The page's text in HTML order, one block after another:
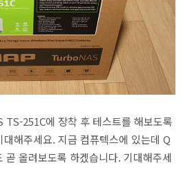
251C에 장착 후 테스트를 해보도록
해주세요. 지금 컴퓨텍스에 있는데 Q
곧 올려보도록 하겠습니다. 기대해주세